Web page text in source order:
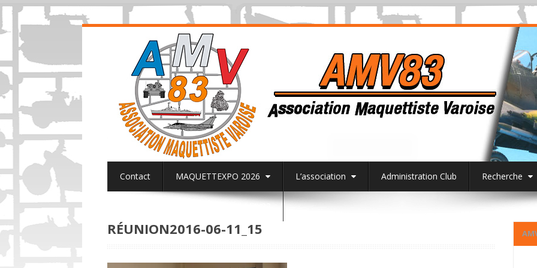
Contact MAQUETTEXPO 2026 L’association Administration Club Recherche
RÉUNION2016-06-11_15